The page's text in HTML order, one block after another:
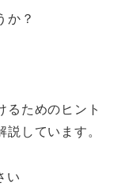
か？
るためのヒント
しています。
い